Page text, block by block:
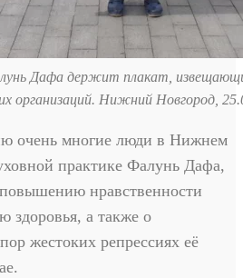
Дафа держит плакат,
организаций. Нижний Новгород,
очень многие люди в Нижнем
практике Фалунь Дафа,
повышению нравственности
здоровья, а также о
жестоких репрессиях её